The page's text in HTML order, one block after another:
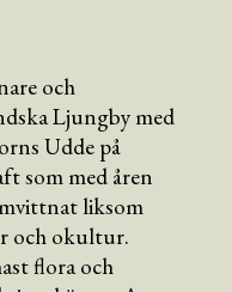
och
Ljungby med
Udde på
som med åren
liksom
och okultur.
flora och